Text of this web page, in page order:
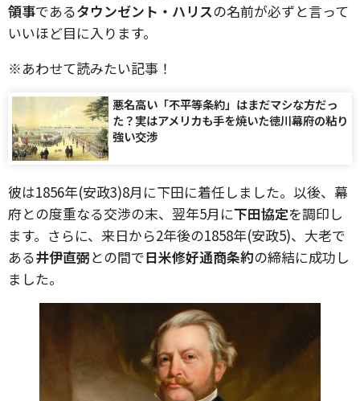
領事であるタウンゼント・ハリスの名前が必ずと言って
いいほど目に入ります。
※あわせて読みたい記事！
悪名高い「不平等条約」はまだマシな方だっ
た？実はアメリカも手を焼いた徳川幕府の粘り
強い交渉
彼は1856年(安政3)8月に下田に着任しました。以後、幕
府との度重なる交渉の末、翌年5月に下田協定を調印し
ます。さらに、来日から2年後の1858年(安政5)、大老で
ある井伊直弼との間で日米修好通商条約の締結に成功し
ました。